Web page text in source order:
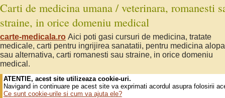
Carti de medicina umana / veterinara, romanesti
straine, in orice domeniu medical
carte-medicala.ro Aici poti gasi cursuri de medicina, tratate
medicale, carti pentru ingrijirea sanatatii, pentru medicina
sau alternativa, carti romanesti sau straine, in orice domeniu
medical.
ATENTIE, acest site utilizeaza cookie-uri.
Navigand in continuare pe acest site va exprimati acordul asupra folosirii
Ce sunt cookie-urile si cum va ajuta ele?